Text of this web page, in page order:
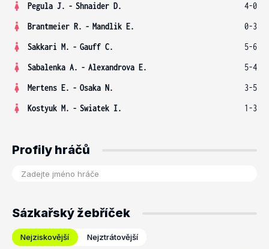
Pegula J. - Shnaider D.
4-0
Brantmeier R. - Mandlik E.
0-3
Sakkari M. - Gauff C.
5-6
Sabalenka A. - Alexandrova E.
5-4
Mertens E. - Osaka N.
3-5
Kostyuk M. - Swiatek I. 1-3
Profily hráčů
Sázkařský žebříček
Nejziskovější Nejztrátovější